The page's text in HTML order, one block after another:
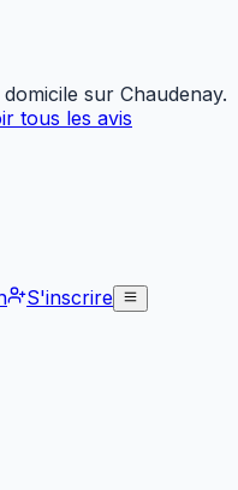
sur Chaudenay.
tous les avis
S'inscrire